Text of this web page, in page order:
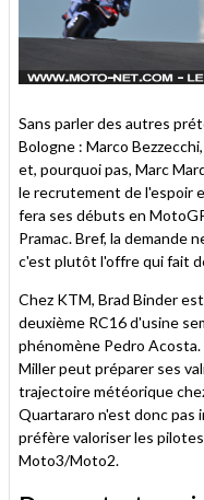
Sans parler des autres
Bologne : Marco
et, pourquoi pas, Marc
le recrutement de l'espoir
fera ses débuts en
Pramac. Bref, la demande
c'est plutôt l'offre qui fait
Chez KTM, Brad Binder
deuxième RC16 d'usine
phénomène Pedro
Miller peut préparer ses
trajectoire météorique
Quartararo n'est donc pas
préfère valoriser les
Moto3/Moto2.